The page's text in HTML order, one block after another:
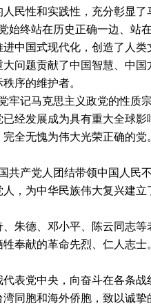
民性和实践性，充分彰显了
终站在历史正确一边、站
中国式现代化，创造了人
问题贡献了中国智慧、中国
序的维护者。
记马克思主义政党的性质
经发展成为具有重大全球
全无愧为伟大光荣正确的党
产党人团结带领中国人民
，为中华民族伟大复兴建
德、邓小平、陈云同志等
奉献的革命先烈、仁人志
党中央，向奋斗在各条战
同胞和海外侨胞，致以诚